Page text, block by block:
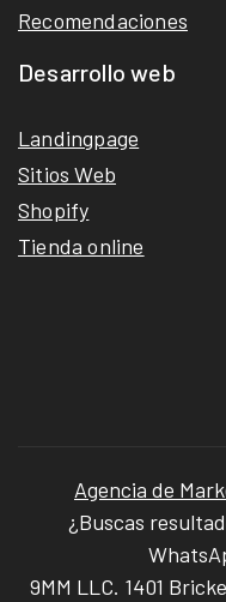
Recomendaciones
Desarrollo web
Landingpage
Sitios Web
Shopify
Tienda online
Agencia de
¿Buscas
9MM LLC. 1401